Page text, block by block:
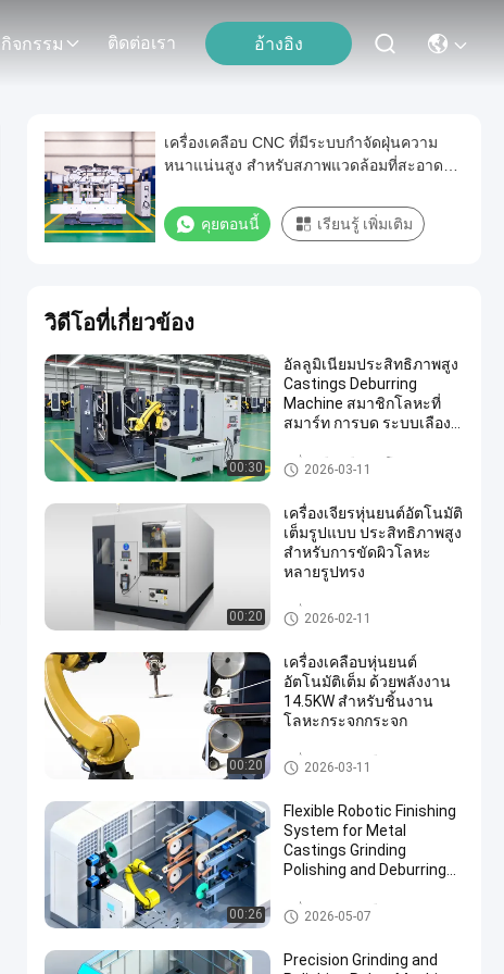
กิจกรรม ติดต่อเรา อ้างอิง
เครื่องเคลือบ CNC ที่มีระบบกําจัดฝุ่นความ
หนาแน่นสูง สําหรับสภาพแวดล้อมที่สะอาดใน
คุยตอนนี้ เรียนรู้ เพิ่มเติม
วิดีโอที่เกี่ยวข้อง
00:30
อัลลูมิเนียมประสิทธิภาพสูง
Castings Deburring
Machine สมาชิกโลหะที่
สมาร์ท การบด ระบบเลือง
เครื่องเลืองเลืองอัตโนมัติ
2026-03-11
00:20
เครื่องเจียรหุ่นยนต์อัตโนมัติ
เต็มรูปแบบ ประสิทธิภาพสูง
สำหรับการขัดผิวโลหะ
หลายรูปทรง
เครื่องขัด CNC
2026-02-11
00:20
เครื่องเคลือบหุ่นยนต์
อัตโนมัติเต็ม ด้วยพลังงาน
14.5KW สําหรับชิ้นงาน
โลหะกระจกกระจก
เครื่องบดและเคลือบหินแบบหุ่นย
นต์
2026-03-11
00:26
Flexible Robotic Finishing
System for Metal
Castings Grinding
Polishing and Deburring
เครื่องบดและเคลือบ
2026-05-07
Precision Grinding and